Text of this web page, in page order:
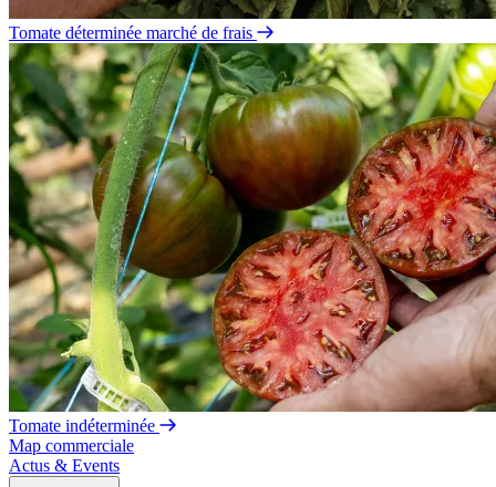
Tomate déterminée marché de frais
Tomate indéterminée
Map commerciale
Actus & Events